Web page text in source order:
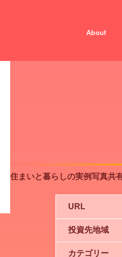
About
住まいと暮らしの実例写真共
URL
投資先地域
カテゴリー